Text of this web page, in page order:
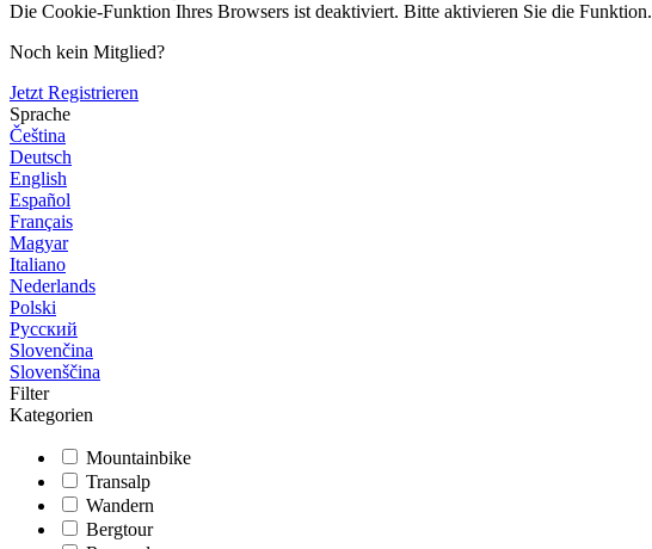
Die Cookie-Funktion Ihres Browsers ist deaktiviert. Bitte aktivieren Sie die Funktion.
Noch kein Mitglied?
Jetzt Registrieren
Sprache
Čeština
Deutsch
English
Español
Français
Magyar
Italiano
Nederlands
Polski
Русский
Slovenčina
Slovenščina
Filter
Kategorien
Mountainbike
Transalp
Wandern
Bergtour